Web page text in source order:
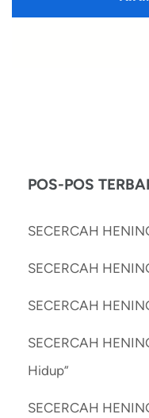
POS-POS
SECERCAH
SECERCAH
SECERCAH
SECERCAH
Hidup”
SECERCAH